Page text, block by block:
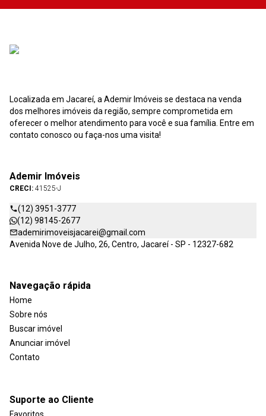
Localizada em Jacareí, a Ademir Imóveis se destaca na venda
dos melhores imóveis da região, sempre comprometida em
oferecer o melhor atendimento para você e sua família. Entre em
contato conosco ou faça-nos uma visita!
Ademir Imóveis
CRECI: 41525-J
(12) 3951-3777
(12) 98145-2677
ademirimoveisjacarei@gmail.com
Avenida Nove de Julho, 26, Centro, Jacareí - SP - 12327-682
Navegação rápida
Home
Sobre nós
Buscar imóvel
Anunciar imóvel
Contato
Suporte ao Cliente